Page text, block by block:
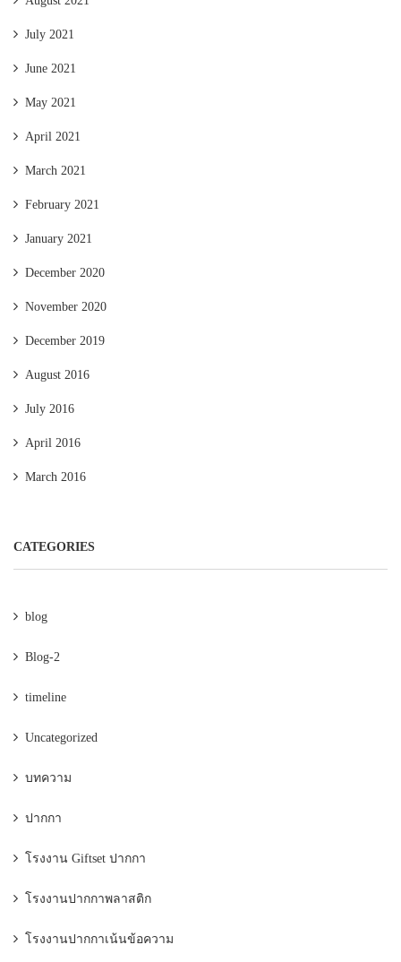
July 2021
June 2021
May 2021
April 2021
March 2021
February 2021
January 2021
December 2020
November 2020
December 2019
August 2016
July 2016
April 2016
March 2016
CATEGORIES
blog
Blog-2
timeline
Uncategorized
บทความ
ปากกา
โรงงาน Giftset ปากกา
โรงงานปากกาพลาสติก
โรงงานปากกาเน้นข้อความ